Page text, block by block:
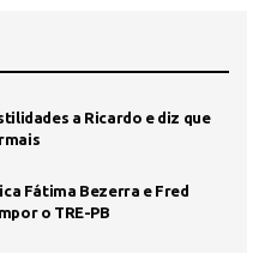
a Ricardo e diz que
Fátima Bezerra e Fred
o TRE-PB